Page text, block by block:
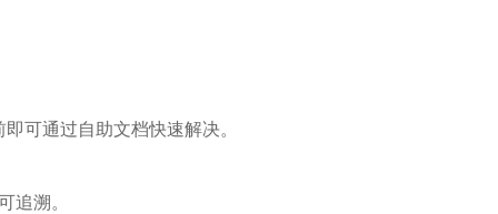
可通过自助文档快速解决。
追溯。